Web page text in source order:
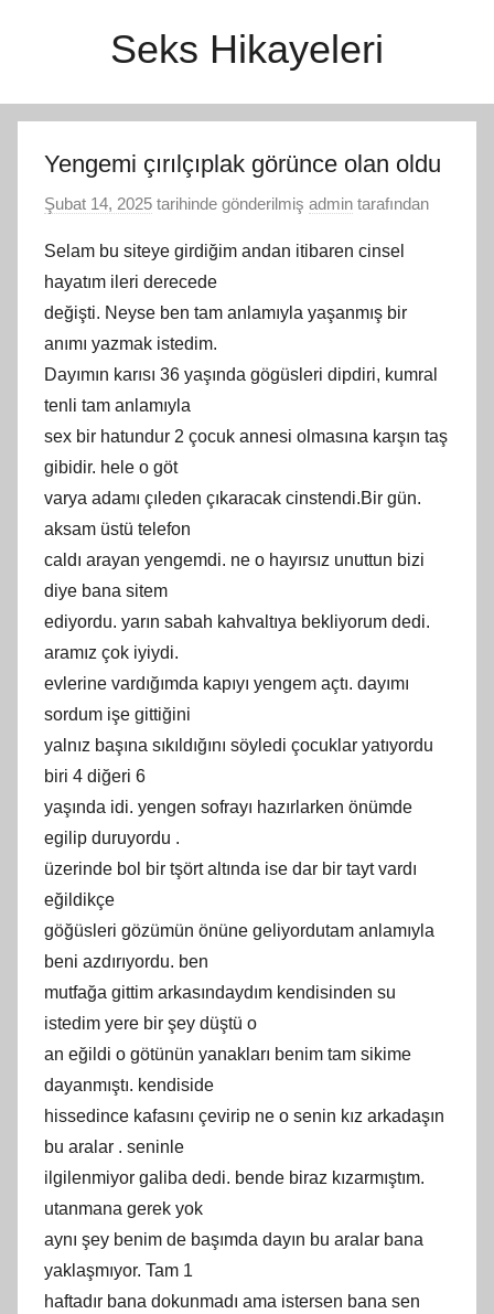
Seks Hikayeleri
Yengemi çırılçıplak görünce olan oldu
Şubat 14, 2025 tarihinde gönderilmiş admin tarafından
Selam bu siteye girdiğim andan itibaren cinsel
hayatım ileri derecede
değişti. Neyse ben tam anlamıyla yaşanmış bir
anımı yazmak istedim.
Dayımın karısı 36 yaşında gögüsleri dipdiri, kumral
tenli tam anlamıyla
sex bir hatundur 2 çocuk annesi olmasına karşın taş
gibidir. hele o göt
varya adamı çıleden çıkaracak cinstendi.Bir gün.
aksam üstü telefon
caldı arayan yengemdi. ne o hayırsız unuttun bizi
diye bana sitem
ediyordu. yarın sabah kahvaltıya bekliyorum dedi.
aramız çok iyiydi.
evlerine vardığımda kapıyı yengem açtı. dayımı
sordum işe gittiğini
yalnız başına sıkıldığını söyledi çocuklar yatıyordu
biri 4 diğeri 6
yaşında idi. yengen sofrayı hazırlarken önümde
egilip duruyordu .
üzerinde bol bir tşört altında ise dar bir tayt vardı
eğildikçe
göğüsleri gözümün önüne geliyordutam anlamıyla
beni azdırıyordu. ben
mutfağa gittim arkasındaydım kendisinden su
istedim yere bir şey düştü o
an eğildi o götünün yanakları benim tam sikime
dayanmıştı. kendiside
hissedince kafasını çevirip ne o senin kız arkadaşın
bu aralar . seninle
ilgilenmiyor galiba dedi. bende biraz kızarmıştım.
utanmana gerek yok
aynı şey benim de başımda dayın bu aralar bana
yaklaşmıyor. Tam 1
haftadır bana dokunmadı ama istersen bana sen